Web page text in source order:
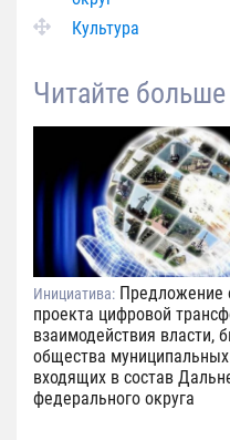
Культура
Читайте больше
Инициатива: Предложение
проекта цифровой
взаимодействия власти,
общества
входящих в состав
федерального округа